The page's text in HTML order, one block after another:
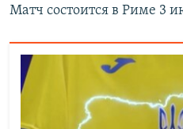
Матч состоится в Риме 3